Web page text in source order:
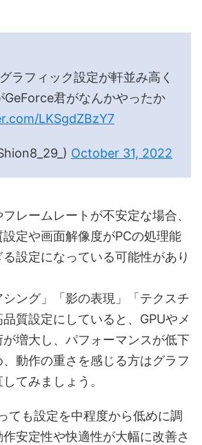
ラフィック設定が軒並み高く
GeForce君がなんかやったか
LKSgdZBzY7
October 31, 2022
レームレートが不安定な場合、
定や画面解像度がPCの処理能
設定になっている可能性があり
シング」「影の表現」「テクスチ
質設定にしていると、GPUやメ
増大し、パフォーマンスが低下
、動作の重さを感じる方はグラフ
てみましょう。
ても設定を中程度から低めに調
安定性や快適性が大幅に改善さ